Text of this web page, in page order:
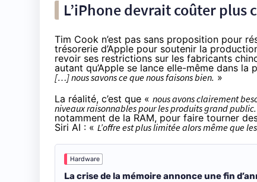
L’iPhone devrait coûter plus
Tim Cook n’est pas sans proposition pour
trésorerie d’Apple pour soutenir la
revoir ses restrictions sur les fabricants
autant qu’Apple se lance elle-même dans
[…] nous savons ce que nous faisons bien. »
La réalité, c’est que « nous avons clairement
niveaux raisonnables pour les produits grand public.
notamment de la RAM, pour faire tourner
Siri AI : « L’offre est plus limitée alors même que
Hardware
La crise de la mémoire annonce une fin